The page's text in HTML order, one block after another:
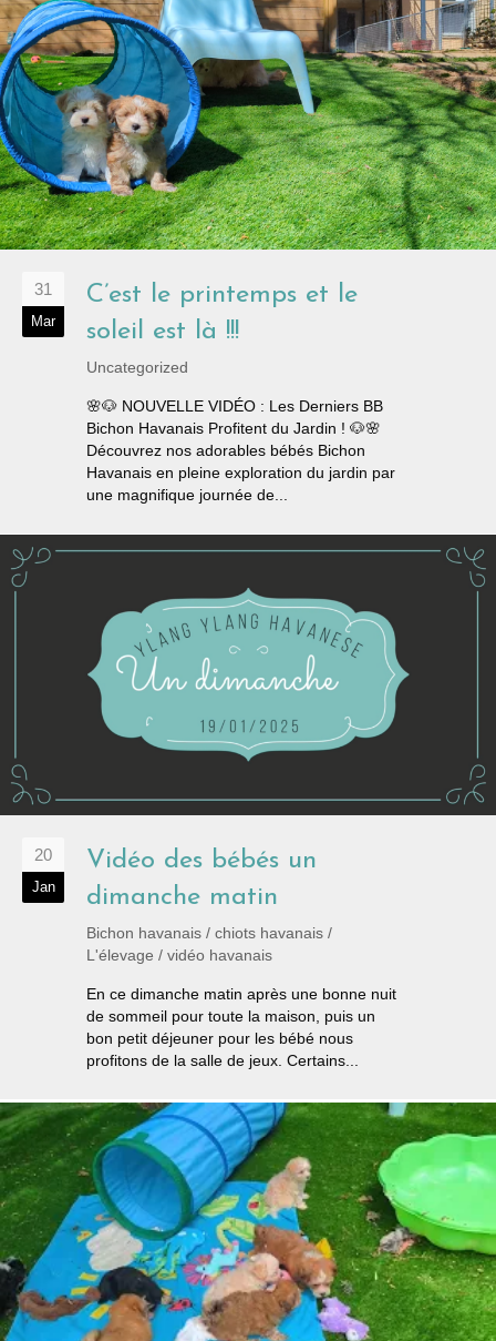
31
Mar
C’est le printemps et le
soleil est là !!!
Uncategorized
🌸🐶 NOUVELLE VIDÉO : Les Derniers BB
Bichon Havanais Profitent du Jardin ! 🐶🌸
Découvrez nos adorables bébés Bichon
Havanais en pleine exploration du jardin par
une magnifique journée de...
20
Jan
Vidéo des bébés un
dimanche matin
Bichon havanais / chiots havanais /
L'élevage / vidéo havanais
En ce dimanche matin après une bonne nuit
de sommeil pour toute la maison, puis un
bon petit déjeuner pour les bébé nous
profitons de la salle de jeux. Certains...